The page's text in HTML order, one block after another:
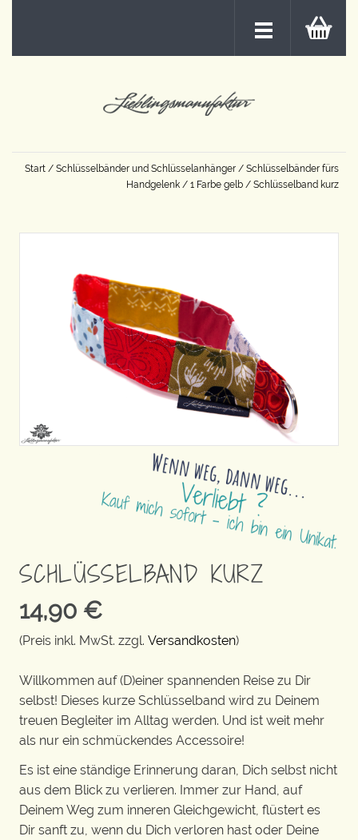
Start / Schlüsselbänder und Schlüsselanhänger / Schlüsselbänder fürs
Handgelenk / 1 Farbe gelb / Schlüsselband kurz
SCHLÜSSELBAND KURZ
14,90 €
(Preis inkl. MwSt. zzgl. Versandkosten)
Willkommen auf (D)einer spannenden Reise zu Dir
selbst! Dieses kurze Schlüsselband wird zu Deinem
treuen Begleiter im Alltag werden. Und ist weit mehr
als nur ein schmückendes Accessoire!
Es ist eine ständige Erinnerung daran, Dich selbst nicht
aus dem Blick zu verlieren. Immer zur Hand, auf
Deinem Weg zum inneren Gleichgewicht, flüstert es
Dir sanft zu, wenn du Dich verloren hast oder Deine